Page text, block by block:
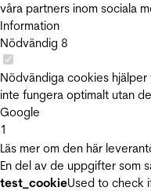
våra partners inom sociala
Information
Nödvändig 8
Nödvändiga cookies
inte fungera optimalt utan
Google
1
Läs mer om den här
En del av de uppgifter som
test_cookieUsed to check